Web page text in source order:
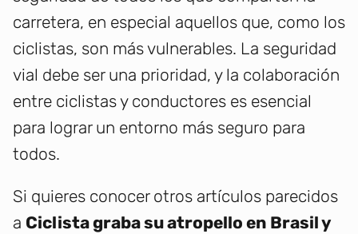
carretera, en especial aquellos que, como los
ciclistas, son más vulnerables. La seguridad
vial debe ser una prioridad, y la colaboración
entre ciclistas y conductores es esencial
para lograr un entorno más seguro para
todos.
Si quieres conocer otros artículos parecidos
a Ciclista graba su atropello en Brasil y